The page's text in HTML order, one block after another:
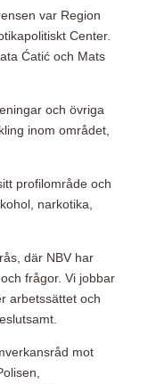
var Region
Center.
Ćatić och Mats
och övriga
inom området,
profilområde och
narkotika,
där NBV har
frågor. Vi jobbar
arbetssättet och
mot